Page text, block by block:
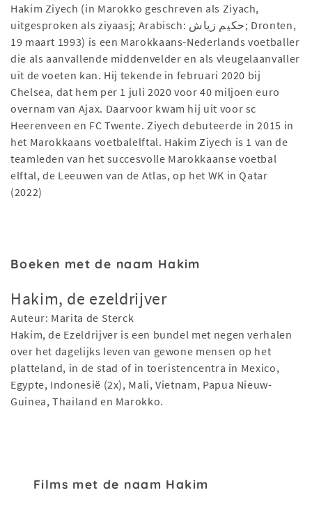
Hakim Ziyech (in Marokko geschreven als Ziyach,
uitgesproken als ziyaasj; Arabisch: حكيم زياش; Dronten,
19 maart 1993) is een Marokkaans-Nederlands voetballer
die als aanvallende middenvelder en als vleugelaanvaller
uit de voeten kan. Hij tekende in februari 2020 bij
Chelsea, dat hem per 1 juli 2020 voor 40 miljoen euro
overnam van Ajax. Daarvoor kwam hij uit voor sc
Heerenveen en FC Twente. Ziyech debuteerde in 2015 in
het Marokkaans voetbalelftal. Hakim Ziyech is 1 van de
teamleden van het succesvolle Marokkaanse voetbal
elftal, de Leeuwen van de Atlas, op het WK in Qatar
(2022)
Boeken met de naam Hakim
Hakim, de ezeldrijver
Auteur: Marita de Sterck
Hakim, de Ezeldrijver is een bundel met negen verhalen
over het dagelijks leven van gewone mensen op het
platteland, in de stad of in toeristencentra in Mexico,
Egypte, Indonesië (2x), Mali, Vietnam, Papua Nieuw-
Guinea, Thailand en Marokko.
Films met de naam Hakim